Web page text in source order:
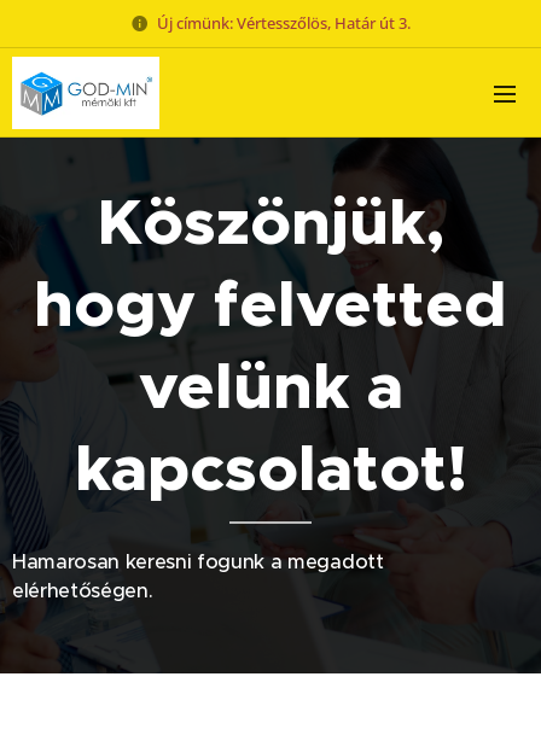
Új címünk: Vértesszőlös, Határ út 3.
Köszönjük,
hogy felvetted
velünk a
kapcsolatot!
Hamarosan keresni fogunk a megadott
elérhetőségen.